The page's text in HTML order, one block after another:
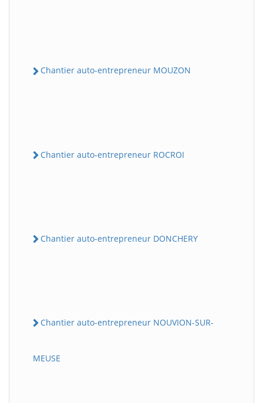
Chantier auto-entrepreneur MOUZON
Chantier auto-entrepreneur ROCROI
Chantier auto-entrepreneur DONCHERY
Chantier auto-entrepreneur NOUVION-SUR-
MEUSE